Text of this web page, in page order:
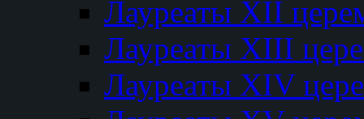
Лауреаты XII
Лауреаты XIII
Лауреаты XIV